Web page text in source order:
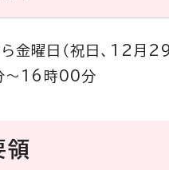
金曜日（祝日、12月
～16時00分
領